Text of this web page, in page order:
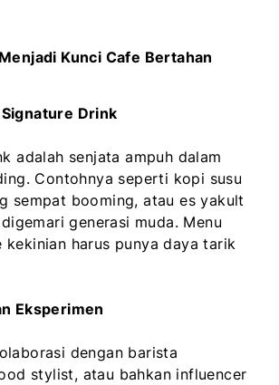
Kunci Cafe Bertahan
Drink
adalah senjata ampuh dalam
Contohnya seperti kopi susu
sempat booming, atau es yakult
generasi muda. Menu
kekinian harus punya daya tarik
Eksperimen
dengan barista
stylist, atau bahkan influencer